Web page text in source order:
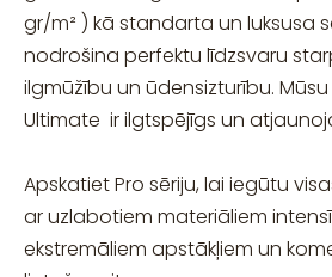
gr/m² ) kā standarta un luksusa
nodrošina perfektu līdzsvaru
ilgmūžību un ūdensizturību. Mūsu
Ultimate ir ilgtspējīgs un
Apskatiet Pro sēriju, lai iegūtu
ar uzlabotiem materiāliem
ekstremāliem apstākļiem un